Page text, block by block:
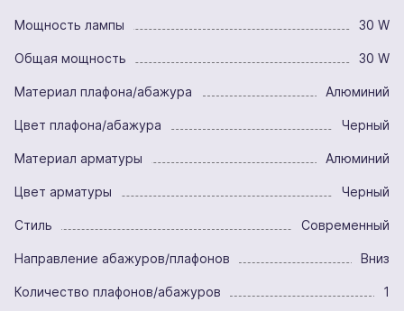
Мощность лампы 30 W
Общая мощность 30 W
Материал плафона/абажура Алюминий
Цвет плафона/абажура Черный
Материал арматуры Алюминий
Цвет арматуры Черный
Стиль Современный
Направление абажуров/плафонов Вниз
Количество плафонов/абажуров 1